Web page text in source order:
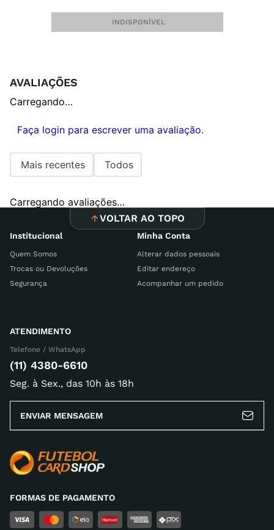
INDISPONÍVEL
AVALIAÇÕES
Carregando…
Faça login para escrever uma avaliação.
Mais recentes Todos
Carregando avaliações…
VOLTAR AO TOPO
Institucional
Quem Somos
Trocas ou Devoluções
Segurança
Minha Conta
Alterar dados pessoais
Editar endereço
Acompanhar um pedido
ATENDIMENTO
Telefone / WhatsApp
(11) 4380-6610
Seg. à Sex., das 10h às 18h
ENVIAR MENSAGEM
FORMAS DE PAGAMENTO